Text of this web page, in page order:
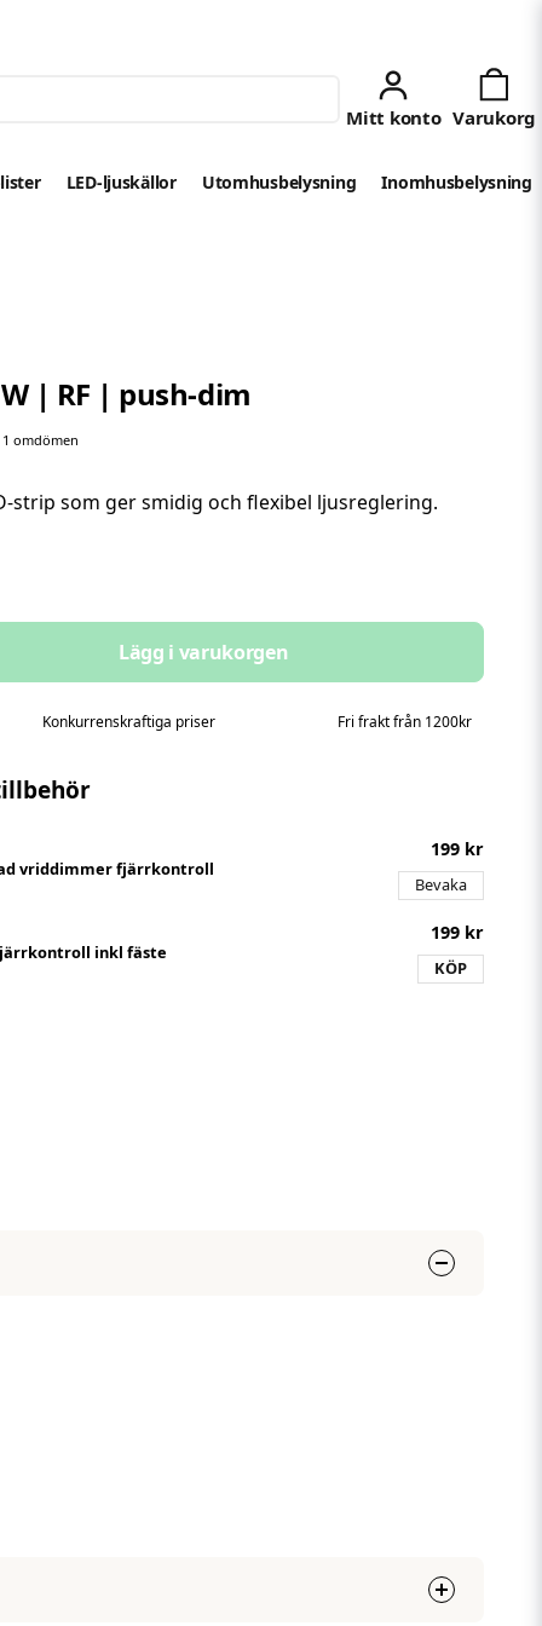
LED-ljuskällor Utomhusbelysning Inomhusbelysning
| RF | push-dim
1 omdömen
strip som ger smidig och flexibel ljusreglering.
Lägg i varukorgen
Konkurrenskraftiga priser Fri frakt från 1200kr
vriddimmer fjärrkontroll
199 kr
Bevaka
inkl fäste
199 kr
KÖP